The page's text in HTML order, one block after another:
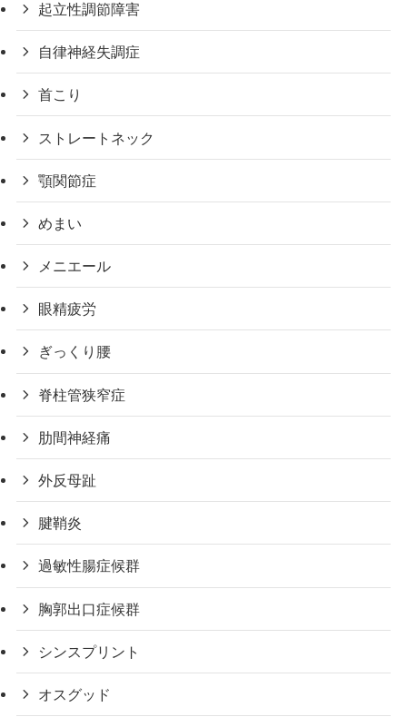
起立性調節障害
自律神経失調症
首こり
ストレートネック
顎関節症
めまい
メニエール
眼精疲労
ぎっくり腰
脊柱管狭窄症
肋間神経痛
外反母趾
腱鞘炎
過敏性腸症候群
胸郭出口症候群
シンスプリント
オスグッド